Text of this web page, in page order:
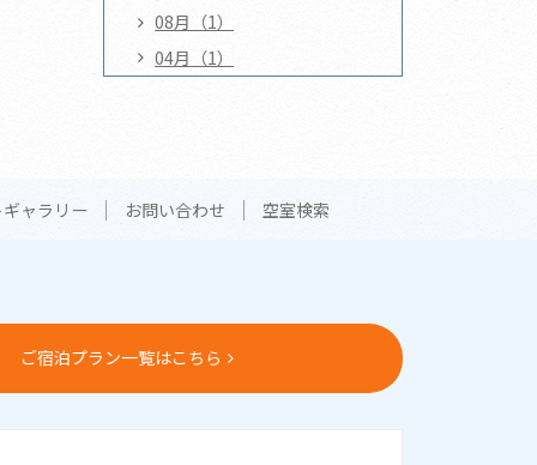
08月（1）
04月（1）
ャラリー お問い合わせ 空室検索
ご宿泊プラン一覧はこちら